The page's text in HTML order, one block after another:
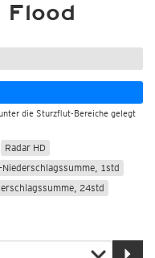
die Sturzflut-Bereiche gelegt
Radar HD
Niederschlagssumme, 1std
24std